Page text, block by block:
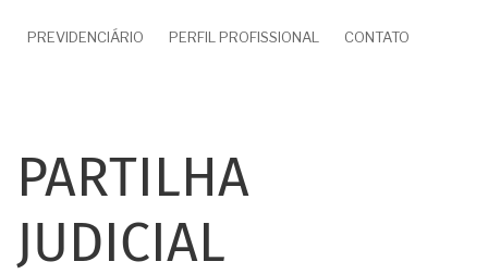
PREVIDENCIÁRIO PERFIL PROFISSIONAL CONTATO
PARTILHA
JUDICIAL